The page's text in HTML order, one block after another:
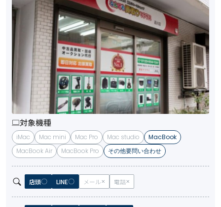
対象機種
iMac Mac mini Mac Pro Mac studio
MacBook
MacBook Air
MacBook Pro その他要問い合わせ
店頭 LINE メール 電話